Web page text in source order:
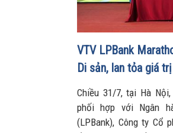
VTV LPBank
Di sản, lan tỏa giá
Chiều 31/7, tại Hà
phối hợp với Ngân
(LPBank), Công ty Cổ